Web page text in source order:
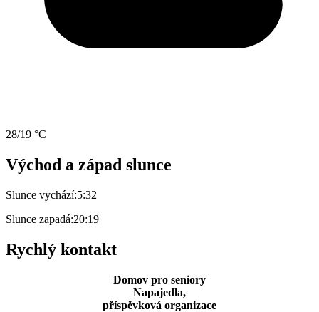
28/19 °C
Východ a západ slunce
Slunce vychází:5:32
Slunce zapadá:20:19
Rychlý kontakt
Domov pro seniory
Napajedla,
příspěvková organizace